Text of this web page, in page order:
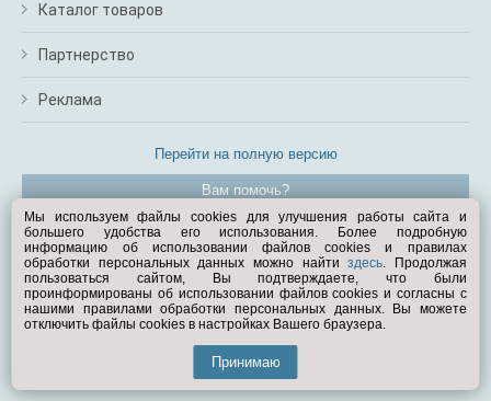
Каталог товаров
Партнерство
Реклама
Перейти на полную версию
Вам помочь?
© Exist.ru 1998—2026
Мы используем файлы cookies для улучшения работы сайта и
большего удобства его использования. Более подробную
информацию об использовании файлов cookies и правилах
обработки персональных данных можно найтиздесь. Продолжая
пользоваться сайтом, Вы подтверждаете, что были
проинформированы об использовании файлов cookies и согласны с
нашими правилами обработки персональных данных. Вы можете
отключить файлы cookies в настройках Вашего браузера.
Принимаю